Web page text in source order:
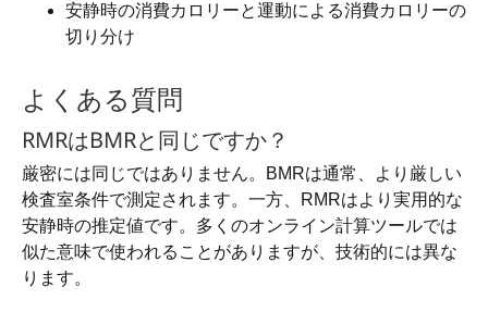
安静時の消費カロリーと運動による消費カロリーの
切り分け
よくある質問
RMRはBMRと同じですか？
厳密には同じではありません。BMRは通常、より厳しい
検査室条件で測定されます。一方、RMRはより実用的な
安静時の推定値です。多くのオンライン計算ツールでは
似た意味で使われることがありますが、技術的には異な
ります。